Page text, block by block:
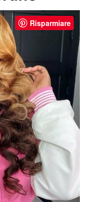
Risparmiare